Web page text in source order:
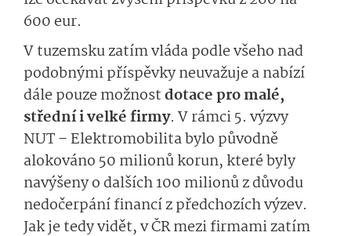
600 eur.
V tuzemsku zatím vláda podle všeho nad
podobnými příspěvky neuvažuje a nabízí
dále pouze možnostdotace pro malé,
střední i velké firmy. V rámci 5. výzvy
NUT – Elektromobilita bylo původně
alokováno 50 milionů korun, které byly
navýšeny o dalších 100 milionů z důvodu
nedočerpání financí z předchozích výzev.
Jak je tedy vidět, v ČR mezi firmami zatím